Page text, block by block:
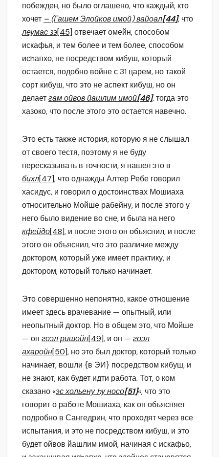
побежден, но было оглашено, что каждый, кто
хочет – (Гашем Элойков имой) вайоал[44], что
леумас зэ[45] отвечает омейн, способом
искафья, и тем более и тем более, способом
исhапхо, не посредством кибуш, который
остается, подобно войне с 31 царем, но такой
сорт кибуш, что это не аспект кибуш, но он
делаетгам ойвов йашлим имой[46], тогда это
хазоко, что после этого это остается навечно.
Это есть также история, которую я не слышал
от своего тестя, поэтому я не буду
пересказывать в точности, я нашел это в
бихл[47], что однажды Алтер Ребе говорил
хасидус, и говорил о достоинствах Мошиаха
относительно Мойше рабейну, и после этого у
него было видение во сне, и была на него
кфейдо[48], и после этого он объяснил, и после
этого он объяснил, что это различие между
доктором, который уже имеет практику, и
доктором, который только начинает.
Это совершенно непонятно, какое отношение
имеет здесь врачевание — опытный, или
неопытный доктор. Но в общем это, что Мойше
— он гоэл ришойн[49], и он — гоэл
ахаройн[50], но это был доктор, который только
начинает, вошли {в ЭИ} посредством кибуш, и
не знают, как будет идти работа. Тот, о ком
сказано «эс хольену hу носо[51]«, что это
говорит о работе Мошиаха, как он объясняет
подробно в Сангедрин, что проходят через все
испытания, и это не посредством кибуш, и это
будет ойвов йашлим имой, начиная с искафьо,